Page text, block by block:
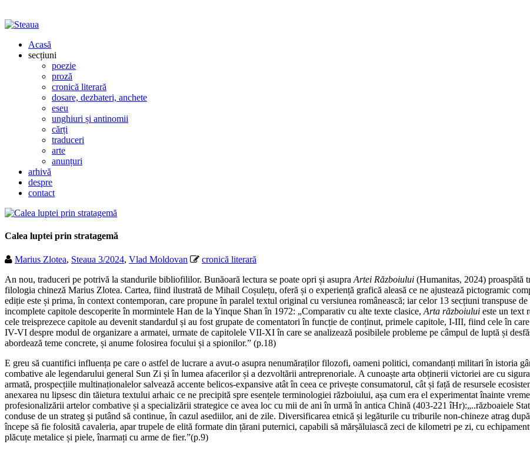
Acasă
secțiuni
poezie
proză
cronică literară
dosare, dezbateri, anchete
eseu
unghiuri și antinomii
cărți
traduceri
arte
anunțuri
arhivă
despre
contact
Calea luptei prin stratagemă
Marius Zlotea, Steaua 3/2024, Vlad Moldovan
cronică literară
An nou, traduceri pe potrivă la standurile bibliofililor. Bunăoară lectura se poate opri și asupra Artei Războiului (Humanitas, 2024) proaspătă
filologia chineză Marius Zlotea. Cartea, fiind ilustrată de Mihail Coșulețu, oferă și o experiență grafică aleasă ce ne ajustează pictogramic
ediție este și prima, în context contemporan, care propune în paralel textul original cu versiunea românească; iar celor 13 secțiuni transpuse
incomplete capitole descoperite în mormintele Han de la Yinque Shan în 1972: „Comparativ cu alte texte clasice, Arta războiului este un text
cele treisprezece capitole au devenit standardul și au fost grupate de comentatori în funcție de conținut, primele capitole, I-III, fiind cele în
IV-VI despre modul de organizare a armatei, urmate de capitolele VII-XI în care se analizează posibilele probleme pe câmpul de luptă și
abordează teme concrete, și anume folosirea focului și a spionilor.” (p.18)
E greu să cuantifici influența pe care o astfel de lucrare a avut-o asupra nenumăraților filozofi, oameni politici, comandanți militari în istoria
combative ale legendarului general Sun Zi și în lumea afacerilor și a dezvoltării antreprenoriale. A cunoaște arta obținerii victoriei are cu
armată, prospecțiile multinaționalelor salvează accente belicos-expansive atât în ceea ce privește consumatorul, cât și față de resursele
anexarea nu lipsesc din tăietura textului arhaic ce ne precipită spre esențele terminologiei războiului, așa cum era el experimentat înainte
profesionalizării artelor combative și a specializării strategice ce avea loc cu mii de ani în urmă în antica Chină (403-221 îHr):„..războaiele
conduse de un strateg și putând să continue, în cazul asediilor, ani de zile. Diversificarea etnică și legăturile cu triburile non-chineze atrag
începe să fie folosită cavaleria, apar trupele de elită formate din țărani puternici, capabili să mărșăluiască zeci de kilometri pe zi, cu
plăcuțe metalice și piele, înarmați cu arme de fier.”(p.9)